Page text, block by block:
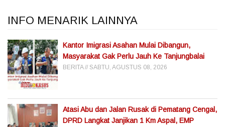
INFO MENARIK LAINNYA
Kantor Imigrasi Asahan Mulai Dibangun,
Masyarakat Gak Perlu Jauh Ke Tanjungbalai
BERITA SABTU, AGUSTUS 08, 2026
Atasi Abu dan Jalan Rusak di Pematang Cengal,
DPRD Langkat Janjikan 1 Km Aspal, EMP